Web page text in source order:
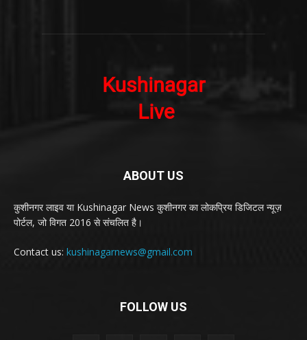
ABOUT US
कुशीनगर लाइव या Kushinagar News कुशीनगर का लोकप्रिय डिजिटल न्यूज़
पोर्टल, जो विगत 2016 से संचलित है।
Contact us: kushinagarnews@gmail.com
FOLLOW US